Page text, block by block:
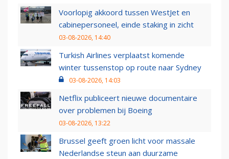
Voorlopig akkoord tussen WestJet en
cabinepersoneel, einde staking in zicht
03-08-2026, 14:40
Turkish Airlines verplaatst komende
winter tussenstop op route naar Sydney
03-08-2026, 14:03
Netflix publiceert nieuwe documentaire
over problemen bij Boeing
03-08-2026, 13:22
Brussel geeft groen licht voor massale
Nederlandse steun aan duurzame